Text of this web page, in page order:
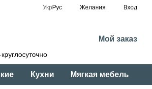
Укр Рус Желания Вход
Мой заказ
Кухни Мягкая мебель